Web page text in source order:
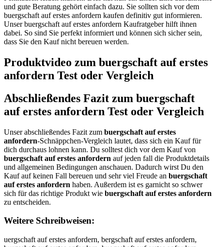
und gute Beratung gehört einfach dazu. Sie sollten sich vor dem
buergschaft auf erstes anfordern kaufen definitiv gut informieren.
Unser buergschaft auf erstes anfordern Kaufratgeber hilft ihnen
dabei. So sind Sie perfekt informiert und können sich sicher sein,
dass Sie den Kauf nicht bereuen werden.
Produktvideo zum buergschaft auf erstes
anfordern Test oder Vergleich
Abschließendes Fazit zum buergschaft
auf erstes anfordern Test oder Vergleich
Unser abschließendes Fazit zum buergschaft auf erstes
anfordern-Schnäppchen-Vergleich lautet, dass sich ein Kauf für
dich durchaus lohnen kann. Du solltest dich vor dem Kauf von
buergschaft auf erstes anfordern auf jeden fall die Produktdetails
und allgemeinen Bedingungen anschauen. Dadurch wirst Du den
Kauf auf keinen Fall bereuen und sehr viel Freude an buergschaft
auf erstes anfordern haben. Außerdem ist es garnicht so schwer
sich für das richtige Produkt wie buergschaft auf erstes anfordern
zu entscheiden.
Weitere Schreibweisen:
uergschaft auf erstes anfordern, bergschaft auf erstes anfordern, burgschaft auf erstes anfordern, buegschaft auf erstes anfordern, buerschaft auf erstes anfordern, buergchaft auf erstes anfordern, buergshaft auf erstes anfordern, buergscaft auf erstes anfordern, buergschft auf erstes anfordern, buergschat auf erstes anfordern, buergschaf auf erstes anfordern, buergschaft auf erstes anfordern, buergschaft uf erstes anfordern, buergschaft af erstes anfordern, buergschaft au erstes anfordern, buergschaft auf rstes anfordern, buergschaft auf estes anfordern, buergschaft auf ertes anfordern, buergschaft auf erses anfordern, buergschaft auf ersts anfordern, buergschaft auf erste anfordern, buergschaft auf erstes nfordern, buergschaft auf erstes afordern, buergschaft auf erstes anordern, buergschaft auf erstes anfrdern, buergschaft auf erstes anfodern, buergschaft auf erstes anforern, buergschaft auf erstes anfordrn, buergschaft auf erstes anforden, buergschaft auf erstes anforder, bbuergschaft auf erstes anfordern, buuergschaft auf erstes anfordern, bueergschaft auf erstes anfordern, buerrgschaft auf erstes anfordern, buerggschaft auf erstes anfordern, buergsschaft auf erstes anfordern, buergscchaft auf erstes anfordern, buergschhaft auf erstes anfordern, buergschaaft auf erstes anfordern, buergschafft auf erstes anfordern, buergschaftt auf erstes anfordern, buergschaft aauf erstes anfordern, buergschaft auuf erstes anfordern, buergschaft auff erstes anfordern, buergschaft auf eerstes anfordern, buergschaft auf errstes anfordern, buergschaft auf ersstes anfordern, buergschaft auf ersttes anfordern, buergschaft auf erstees anfordern, buergschaft auf erstess anfordern, buergschaft auf erstes aanfordern, buergschaft auf erstes annfordern, buergschaft auf erstes anffordern, buergschaft auf erstes anfoordern, buergschaft auf erstes anforrdern, buergschaft auf erstes anforddern, buergschaft auf erstes anfordeern, buergschaft auf erstes anforderrn, buergschaft auf erstes anfordernn, ubergschaft auf erstes anfordern, beurgschaft auf erstes anfordern, buregschaft auf erstes anfordern, buegrschaft auf erstes anfordern, buersgchaft auf erstes anfordern, buergcshaft auf erstes anfordern, buergshcaft auf erstes anfordern, buergscahft auf erstes anfordern, buergschfat auf erstes anfordern, buergschatf auf erstes anfordern, buergschaf tauf erstes anfordern, buergschafta uf erstes anfordern, buergschaft uaf erstes anfordern, buergschaft afu erstes anfordern, buergschaft au ferstes anfordern, buergschaft aufe rstes anfordern, buergschaft auf restes anfordern, buergschaft auf esrtes anfordern, buergschaft auf ertses anfordern, buergschaft auf ersets anfordern, buergschaft auf erstse anfordern, buergschaft auf erste sanfordern, buergschaft auf erstesa nfordern, buergschaft auf erstes nafordern, buergschaft auf erstes afnordern, buergschaft auf erstes anofrdern, buergschaft auf erstes anfrodern, buergschaft auf erstes anfodrern, buergschaft auf erstes anforedrn, buergschaft auf erstes anfordren, buergschaft auf erstes anfordenr, buergschaftauf erstes anfordern, buergschaft auferstes anfordern, buergschaft auf erstesanfordern, uergschaft auf erstes anfordern, vuergschaft auf erstes anfordern, fuergschaft auf erstes anfordern, guergschaft auf erstes anfordern, huergschaft auf erstes anfordern, nuergschaft auf erstes anfordern, byergschaft auf erstes anfordern, bhergschaft auf erstes anfordern, bjergschaft auf erstes anfordern, bkergschaft auf erstes anfordern, biergschaft auf erstes anfordern, b7ergschaft auf erstes anfordern, b8ergschaft auf erstes anfordern, buwrgschaft auf erstes anfordern, busrgschaft auf erstes anfordern, budrgschaft auf erstes anfordern, bufrgschaft auf erstes anfordern, burrgschaft auf erstes anfordern, bu3rgschaft auf erstes anfordern, bu4rgschaft auf erstes anfordern, bueegschaft auf erstes anfordern, buedgschaft auf erstes anfordern, buefgschaft auf erstes anfordern, bueggschaft auf erstes anfordern, buetgschaft auf erstes anfordern, bue4gschaft auf erstes anfordern, bue5gschaft auf erstes anfordern, buerrschaft auf erstes anfordern, buerfschaft auf erstes anfordern, buervschaft auf erstes anfordern, buertschaft auf erstes anfordern, buerbschaft auf erstes anfordern, bueryschaft auf erstes anfordern, buerhschaft auf erstes anfordern, buernschaft auf erstes anfordern, buergqchaft auf erstes anfordern, buergwchaft auf erstes anfordern, buergechaft auf erstes anfordern, buergzchaft auf erstes anfordern, buergxchaft auf erstes anfordern, buergcchaft auf erstes anfordern, buergs haft auf erstes anfordern, buergsxhaft auf erstes anfordern, buergsshaft auf erstes anfordern, buergsdhaft auf erstes anfordern, buergsfhaft auf erstes anfordern, buergsvhaft auf erstes anfordern, buergscbaft auf erstes anfordern, buergscgaft auf erstes anfordern, buergsctaft auf erstes anfordern, buergscyaft auf erstes anfordern, buergscuaft auf erstes anfordern, buergscjaft auf erstes anfordern, buergscmaft auf erstes anfordern, buergscnaft auf erstes anfordern, buergschqft auf erstes anfordern, buergschwft auf erstes anfordern, buergschzft auf erstes anfordern, buergschxft auf erstes anfordern, buergschact auf erstes anfordern, buergschadt auf erstes anfordern, buergschaet auf erstes anfordern, buergschart auf erstes anfordern, buergschatt auf erstes anfordern, buergschagt auf erstes anfordern, buergschabt auf erstes anfordern, buergschavt auf erstes anfordern, buergschafr auf erstes anfordern, buergschaff auf erstes anfordern, buergschafg auf erstes anfordern, buergschafh auf erstes anfordern, buergschafy auf erstes anfordern, buergschaf5 auf erstes anfordern, buergschaf6 auf erstes anfordern, buergschaft quf erstes anfordern, buergschaft wuf erstes anfordern, buergschaft zuf erstes anfordern, buergschaft xuf erstes anfordern, buergschaft ayf erstes anfordern, buergschaft ahf erstes anfordern, buergschaft ajf erstes anfordern, buergschaft akf erstes anfordern, buergschaft aif erstes anfordern, buergschaft a7f erstes anfordern, buergschaft a8f erstes anfordern, buergschaft auc erstes anfordern, buergschaft aud erstes anfordern, buergschaft aue erstes anfordern, buergschaft aur erstes anfordern, buergschaft aut erstes anfordern, buergschaft aug erstes anfordern, buergschaft aub erstes anfordern, buergschaft auv erstes anfordern, buergschaft auf wrstes anfordern, buergschaft auf srstes anfordern, buergschaft auf drstes anfordern, buergschaft auf frstes anfordern, buergschaft auf rrstes anfordern, buergschaft auf 3rstes anfordern, buergschaft auf 4rstes anfordern, buergschaft auf eestes anfordern, buergschaft auf edstes anfordern, buergschaft auf efstes anfordern, buergschaft auf egstes anfordern, buergschaft auf etstes anfordern, buergschaft auf e4stes anfordern, buergschaft auf e5stes anfordern, buergschaft auf erqtes anfordern, buergschaft auf erwtes anfordern, buergschaft auf eretes anfordern, buergschaft auf erztes anfordern, buergschaft auf erxtes anfordern, buergschaft auf erctes anfordern, buergschaft auf ersres anfordern, buergschaft auf ersfes anfordern, buergschaft auf ersges anfordern, buergschaft auf ershes anfordern, buergschaft auf ersyes anfordern, buergschaft auf ers5es anfordern, buergschaft auf ers6es anfordern, buergschaft auf erstws anfordern, buergschaft auf erstss anfordern, buergschaft auf erstds anfordern, buergschaft auf erstfs anfordern, buergschaft auf erstrs anfordern, buergschaft auf erst3s anfordern, buergschaft auf erst4s anfordern, buergschaft auf ersteq anfordern, buergschaft auf erstew anfordern, buergschaft auf erstee anfordern, buergschaft auf erstez anfordern, buergschaft auf erstex anfordern, buergschaft auf erstec anfordern, buergschaft auf erstes qnfordern, buergschaft auf erstes wnfordern, buergschaft auf erstes znfordern, buergschaft auf erstes xnfordern, buergschaft auf erstes a fordern, buergschaft auf erstes abfordern, buergschaft auf erstes agfordern, buergschaft auf erstes ahfordern, buergschaft auf erstes ajfordern, buergschaft auf erstes amfordern, buergschaft auf erstes ancordern, buergschaft auf erstes andordern, buergschaft auf erstes aneordern, buergschaft auf erstes anrordern, buergschaft auf erstes antordern, buergschaft auf erstes angordern, buergschaft auf erstes anbordern, buergschaft auf erstes anvordern, buergschaft auf erstes anfirdern, buergschaft auf erstes anfkrdern, buergschaft auf erstes anflrdern, buergschaft auf erstes anfprdern, buergschaft auf erstes anf9rdern, buergschaft auf erstes anf0rdern, buergschaft auf erstes anfoedern, buergschaft auf erstes anfoddern, buergschaft auf erstes anfofdern, buergschaft auf erstes anfogdern, buergschaft auf erstes anfotdern, buergschaft auf erstes anfo4dern, buergschaft auf erstes anfo5dern, buergschaft auf erstes anforxern, buergschaft auf erstes anforsern, buergschaft auf erstes anforwern, buergschaft auf erstes anforeern, buergschaft auf erstes anforrern, buergschaft auf erstes anforfern, buergschaft auf erstes anforvern, buergschaft auf erstes anforcern, buergschaft auf erstes anfordwrn, buergschaft auf erstes anfordsrn, buergschaft auf erstes anforddrn, buergschaft auf erstes anfordfrn, buergschaft auf erstes anfordrrn, buergschaft auf erstes anford3rn, buergschaft auf erstes anford4rn, buergschaft auf erstes anfordeen, buergschaft auf erstes anfordedn, buergschaft auf erstes anfordefn, buergschaft auf erstes anfordegn, buergschaft auf erstes anfordetn, buergschaft auf erstes anforde4n, buergschaft auf erstes anforde5n, buergschaft auf erstes anforder , buergschaft auf erstes anforderb, buergschaft auf erstes anforderg, buergschaft auf erstes anforderh, buergschaft auf erstes anforderj, buergschaft auf erstes anforderm, buergschaft auf erstes anfordern, b uergschaft auf erstes anfordern, vbuergschaft auf erstes anfordern, bvuergschaft auf erstes anfordern, fbuergschaft auf erstes anfordern, bfuergschaft auf erstes anfordern, gbuergschaft auf erstes anfordern, bguergschaft auf erstes anfordern, hbuergschaft auf erstes anforder